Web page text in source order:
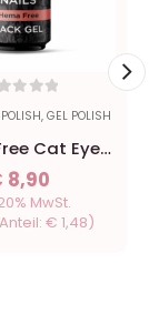
, GEL POLISH
Cat Eye
C1 8ml
Nails
8,90
MwSt.
€ 1,48)